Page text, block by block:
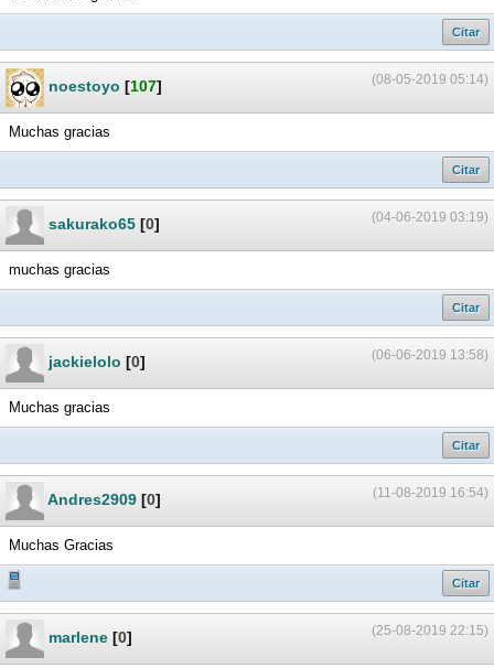
Citar
(08-05-2019 05:14)
noestoyo [107]
Muchas gracias
Citar
(04-06-2019 03:19)
sakurako65 [0]
muchas gracias
Citar
(06-06-2019 13:58)
jackielolo [0]
Muchas gracias
Citar
(11-08-2019 16:54)
Andres2909 [0]
Muchas Gracias
Citar
(25-08-2019 22:15)
marlene [0]